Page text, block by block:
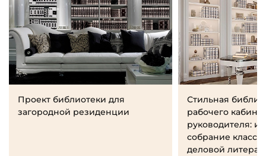
Проект библиотеки для
загородной резиденции
Стильная
рабочего
руководителя:
собрание
деловой